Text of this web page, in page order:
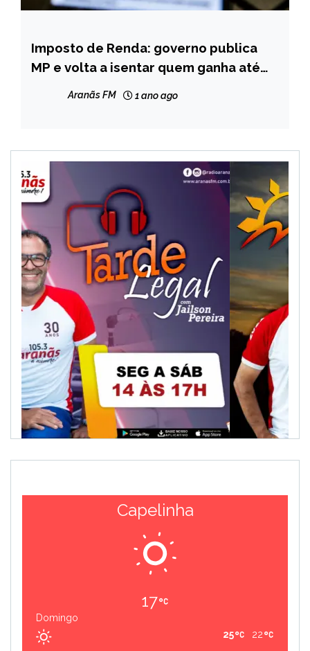
BRASIL
NOTÍCIAS
Imposto de Renda: governo publica
MP e volta a isentar quem ganha até
Aranãs FM 1 ano ago
Capelinha
17
Domingo
22
25